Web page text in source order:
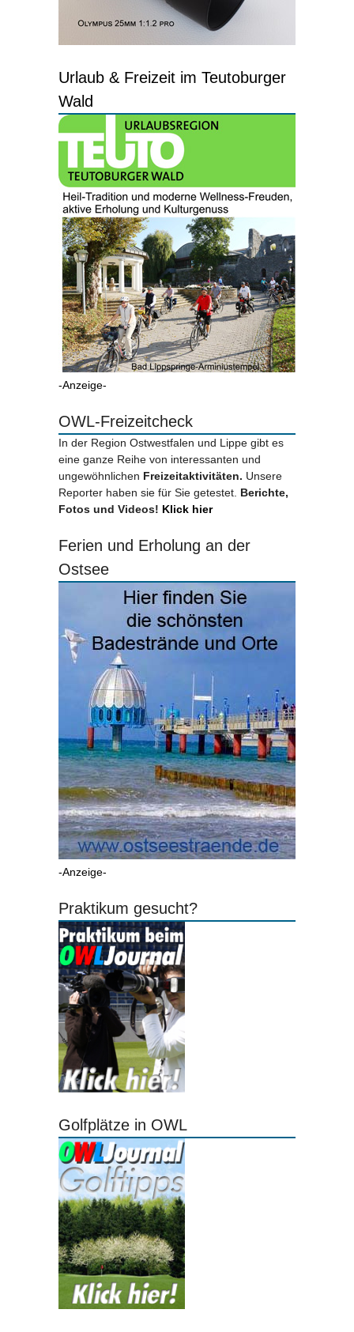
Urlaub & Freizeit im Teutoburger
Wald
-Anzeige-
OWL-Freizeitcheck
In der Region Ostwestfalen und Lippe gibt es
eine ganze Reihe von interessanten und
ungewöhnlichen Freizeitaktivitäten. Unsere
Reporter haben sie für Sie getestet. Berichte,
Fotos und Videos! Klick hier
Ferien und Erholung an der
Ostsee
-Anzeige-
Praktikum gesucht?
Golfplätze in OWL